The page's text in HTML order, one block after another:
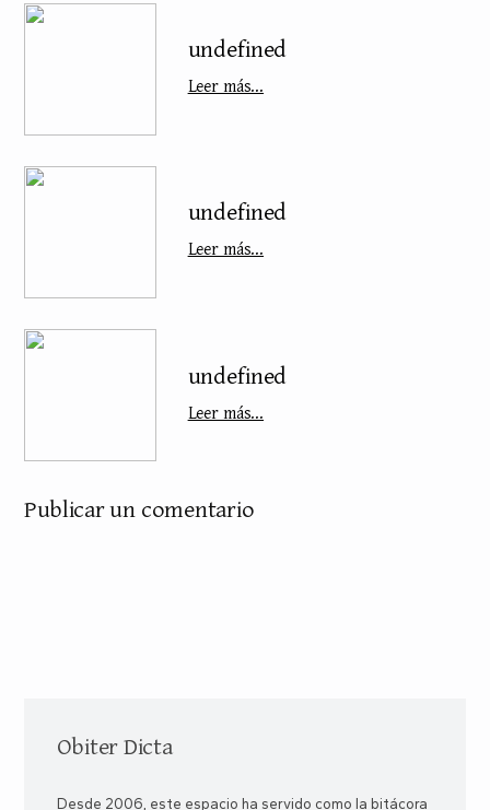
undefined
Leer más...
undefined
Leer más...
undefined
Leer más...
Publicar un comentario
Obiter Dicta
Desde 2006, este espacio ha servido como la bitácora